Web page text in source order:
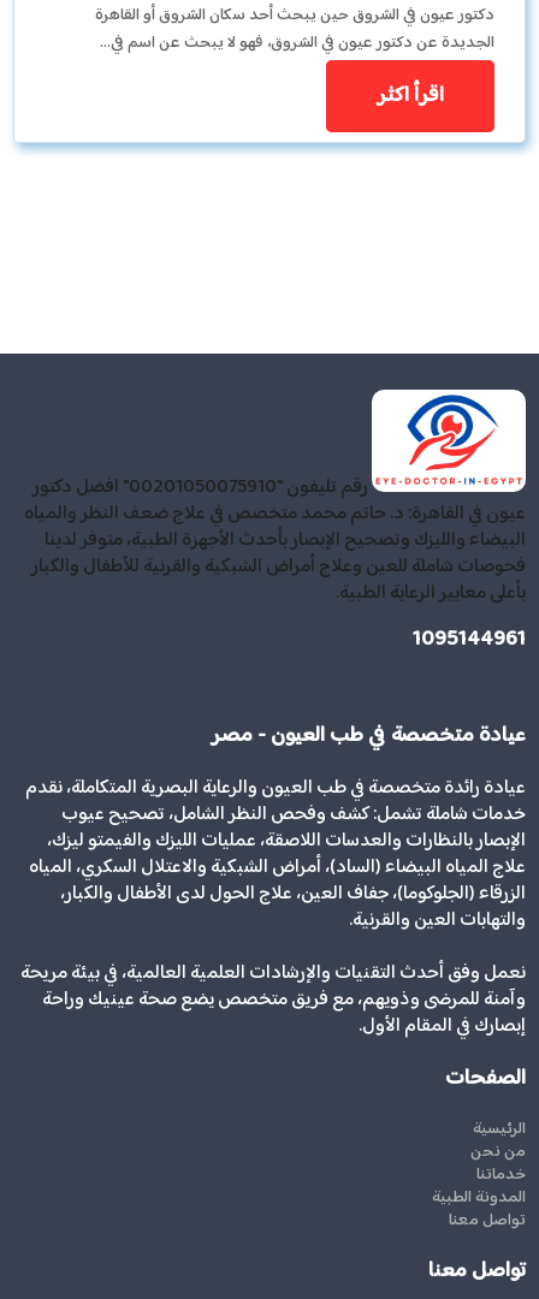
دكتور عيون في الشروق حين يبحث أحد سكان الشروق أو القاهرة
الجديدة عن دكتور عيون في الشروق، فهو لا يبحث عن اسم في…
اقرأ اكثر
رقم تليفون "00201050075910" افضل دكتور
عيون في القاهرة: د. حاتم محمد متخصص في علاج ضعف النظر والمياه
البيضاء والليزك وتصحيح الإبصار بأحدث الأجهزة الطبية، متوفر لدينا
فحوصات شاملة للعين وعلاج أمراض الشبكية والقرنية للأطفال والكبار
بأعلى معايير الرعاية الطبية.
1095144961
عيادة متخصصة في طب العيون - مصر
عيادة رائدة متخصصة في طب العيون والرعاية البصرية المتكاملة، نقدم
خدمات شاملة تشمل: كشف وفحص النظر الشامل، تصحيح عيوب
الإبصار بالنظارات والعدسات اللاصقة، عمليات الليزك والفيمتو ليزك،
علاج المياه البيضاء (الساد)، أمراض الشبكية والاعتلال السكري، المياه
الزرقاء (الجلوكوما)، جفاف العين، علاج الحول لدى الأطفال والكبار،
والتهابات العين والقرنية.
نعمل وفق أحدث التقنيات والإرشادات العلمية العالمية، في بيئة مريحة
وآمنة للمرضى وذويهم، مع فريق متخصص يضع صحة عينيك وراحة
إبصارك في المقام الأول.
الصفحات
الرئيسية
من نحن
خدماتنا
المدونة الطبية
تواصل معنا
تواصل معنا